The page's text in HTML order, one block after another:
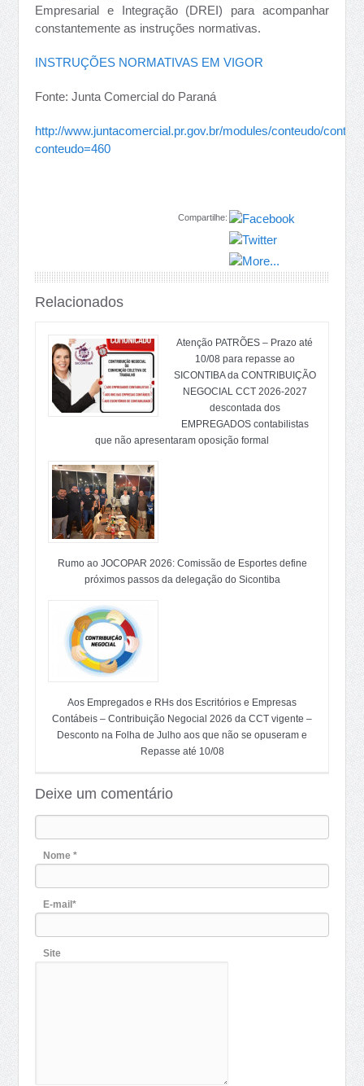
Empresarial e Integração (DREI) para acompanhar
constantemente as instruções normativas.
INSTRUÇÕES NORMATIVAS EM VIGOR
Fonte: Junta Comercial do Paraná
http://www.juntacomercial.pr.gov.br/modules/conteudo/
conteudo=460
Compartilhe:
Relacionados
Atenção PATRÕES – Prazo até
10/08 para repasse ao
SICONTIBA da CONTRIBUIÇÃO
NEGOCIAL CCT 2026-2027
descontada dos
EMPREGADOS contabilistas
que não apresentaram oposição formal
Rumo ao JOCOPAR 2026: Comissão de Esportes define
próximos passos da delegação do Sicontiba
Aos Empregados e RHs dos Escritórios e Empresas
Contábeis – Contribuição Negocial 2026 da CCT vigente –
Desconto na Folha de Julho aos que não se opuseram e
Repasse até 10/08
Deixe um comentário
Nome *
E-mail*
Site